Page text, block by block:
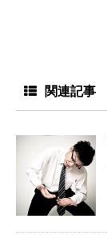
関連記事